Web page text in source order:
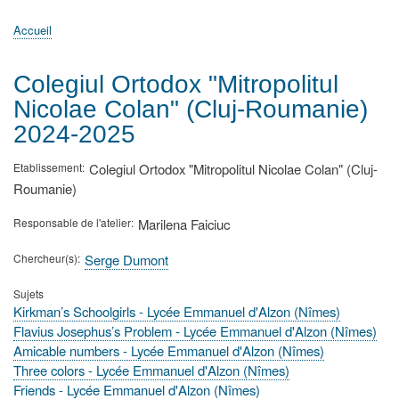
Accueil
ActualitésMATh.en.JEANS ?
Régions et Ateliers
Créer, gérer un atelier
Sujets/Publications
Congrès
d'Ariane
Accueil
Colegiul Ortodox "Mitropolitul
Nicolae Colan" (Cluj-Roumanie)
2024-2025
Etablissement Colegiul Ortodox "Mitropolitul Nicolae Colan" (Cluj-
Roumanie)
Responsable de l'atelier Marilena Faiciuc
Chercheur(s) Serge Dumont
Sujets
Kirkman’s Schoolgirls - Lycée Emmanuel d'Alzon (Nîmes)
Flavius Josephus’s Problem - Lycée Emmanuel d'Alzon (Nîmes)
Amicable numbers - Lycée Emmanuel d'Alzon (Nîmes)
Three colors - Lycée Emmanuel d'Alzon (Nîmes)
Friends - Lycée Emmanuel d'Alzon (Nîmes)